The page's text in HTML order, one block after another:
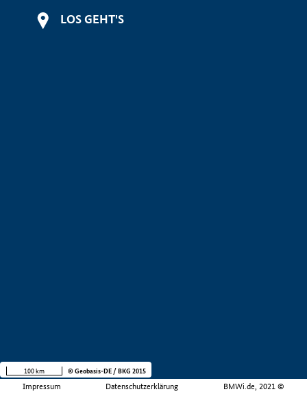
LOS GEHT'S
Impressum Datenschutzerklärung BMWi.de, 2021 ©
100 km © Geobasis-DE / BKG 2015